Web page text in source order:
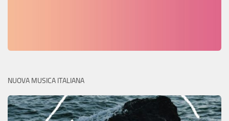
NUOVA MUSICA ITALIANA